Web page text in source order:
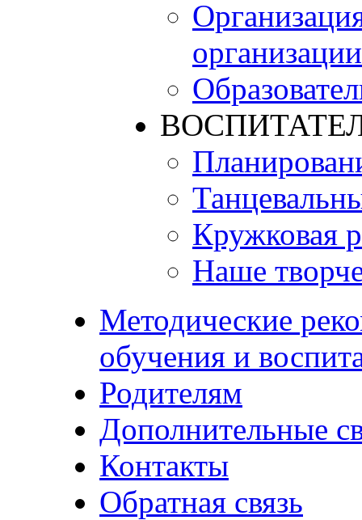
организации
Кружковая
Наше
Методические
обучения и
Родителям
Дополнительные
Контакты
Обратная связь